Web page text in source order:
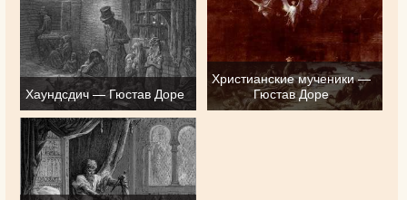
Хаундсдич — Гюстав Доре
Христианские мученики —
Гюстав Доре